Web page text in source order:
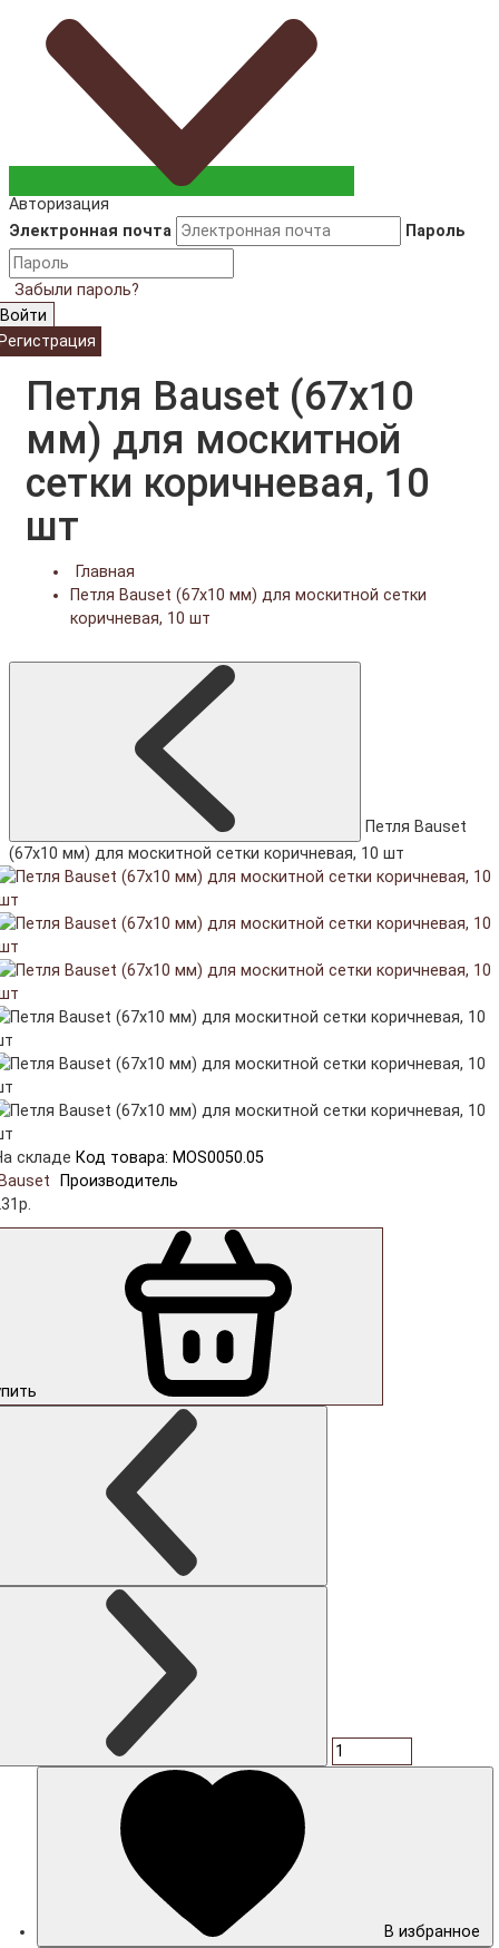
Авторизация
Электронная почта
Пароль
Забыли пароль?
Войти
Петля Bauset (67x10
мм) для москитной
сетки коричневая, 10
шт
Главная
Петля Bauset (67x10 мм) для москитной сетки
коричневая, 10 шт
Петля Bauset
(67x10 мм) для москитной сетки коричневая, 10 шт
складе Код товара: MOS0050.05
Производитель
В избранное